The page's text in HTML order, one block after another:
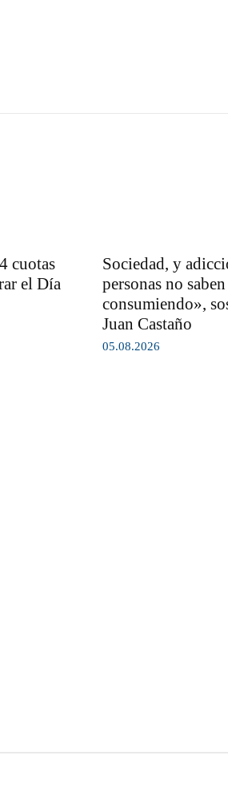
cuotas
el Día
Sociedad, y
personas no
consumiendo»,
Juan Castaño
05.08.2026